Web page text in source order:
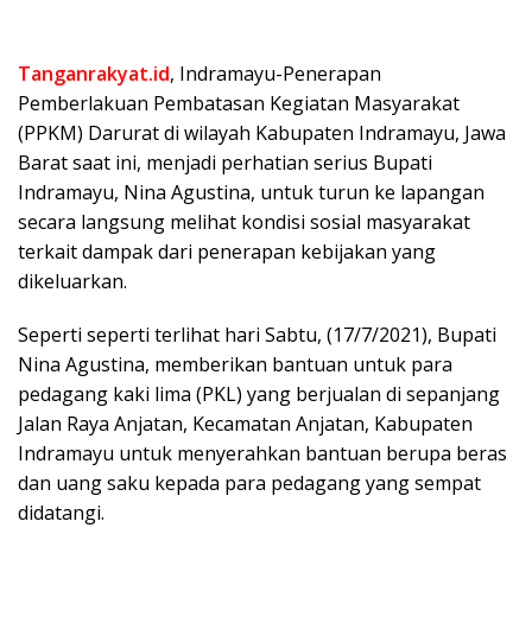
Tanganrakyat.id, Indramayu-Penerapan
Pemberlakuan Pembatasan Kegiatan Masyarakat
(PPKM) Darurat di wilayah Kabupaten Indramayu, Jawa
Barat saat ini, menjadi perhatian serius Bupati
Indramayu, Nina Agustina, untuk turun ke lapangan
secara langsung melihat kondisi sosial masyarakat
terkait dampak dari penerapan kebijakan yang
dikeluarkan.
Seperti seperti terlihat hari Sabtu, (17/7/2021), Bupati
Nina Agustina, memberikan bantuan untuk para
pedagang kaki lima (PKL) yang berjualan di sepanjang
Jalan Raya Anjatan, Kecamatan Anjatan, Kabupaten
Indramayu untuk menyerahkan bantuan berupa beras
dan uang saku kepada para pedagang yang sempat
didatangi.